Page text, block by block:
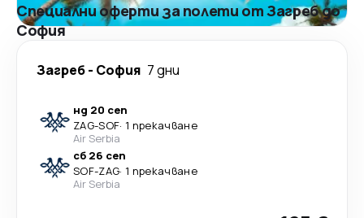
Специални оферти за полети от Загреб до
София
Загреб- София 7 дни
нд 20 сеп
ZAG-SOF· 1 прекачване
Air Serbia
сб 26 сеп
SOF-ZAG· 1 прекачване
Air Serbia